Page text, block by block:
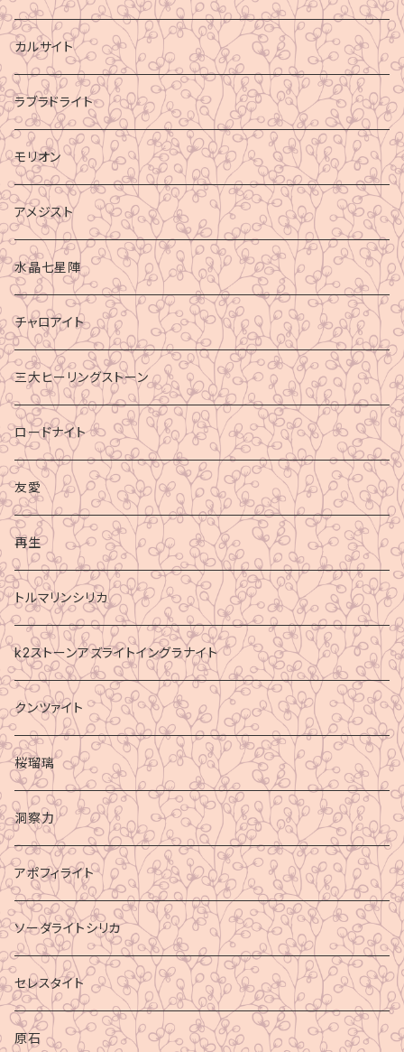
カルサイト
ラブラドライト
モリオン
アメジスト
水晶七星陣
チャロアイト
三大ヒーリングストーン
ロードナイト
友愛
再生
トルマリンシリカ
k2ストーンアズライトイングラナイト
クンツァイト
桜瑠璃
洞察力
アポフィライト
ソーダライトシリカ
セレスタイト
原石